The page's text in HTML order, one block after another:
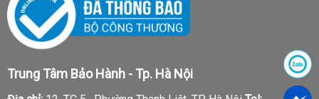
Trung Tâm Bảo Hành - Tp. Hà Nội